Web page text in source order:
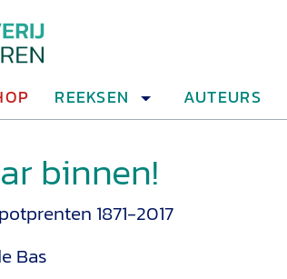
REEKSEN AUTEURS
binnen!
1871-2017
Bas